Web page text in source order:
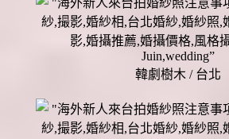
韓劇樹木 / 台北